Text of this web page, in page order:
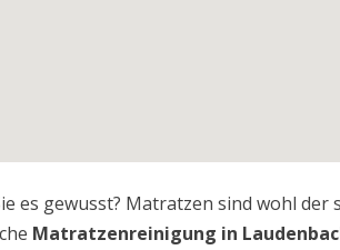
es gewusst? Matratzen sind wohl der
Matratzenreinigung in